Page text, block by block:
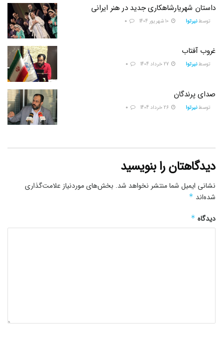
داستان شهریارشاهکاری جدید در هنر ایرانی
توسط نیرتوا 10 شهریور 1404 0
غروب آفتاب
توسط نیرتوا 27 خرداد 1404 0
صدای پرندگان
توسط نیرتوا 26 خرداد 1404 0
دیدگاهتان را بنویسید
نشانی ایمیل شما منتشر نخواهد شد. بخش‌های موردنیاز علامت‌گذاری
شده‌اند *
دیدگاه*